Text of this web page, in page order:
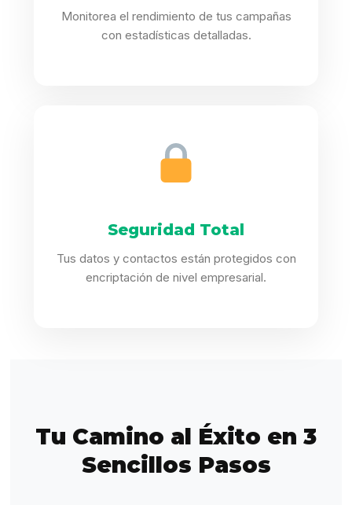
Monitorea el rendimiento de tus campañas
con estadísticas detalladas.
Seguridad Total
Tus datos y contactos están protegidos con
encriptación de nivel empresarial.
Tu Camino al Éxito en 3
Sencillos Pasos